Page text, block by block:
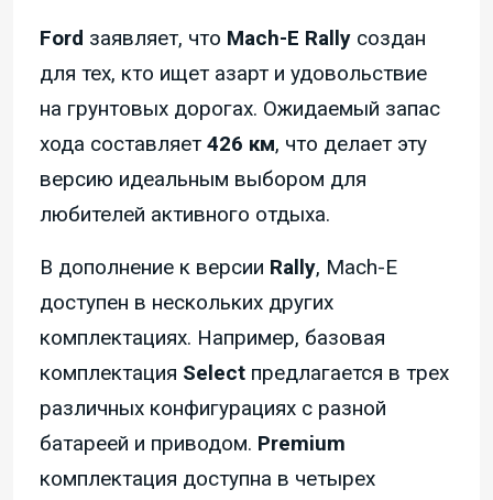
Ford заявляет, что Mach-E Rally создан
для тех, кто ищет азарт и удовольствие
на грунтовых дорогах. Ожидаемый запас
хода составляет 426 км, что делает эту
версию идеальным выбором для
любителей активного отдыха.
В дополнение к версии Rally, Mach-E
доступен в нескольких других
комплектациях. Например, базовая
комплектация Select предлагается в трех
различных конфигурациях с разной
батареей и приводом. Premium
комплектация доступна в четырех